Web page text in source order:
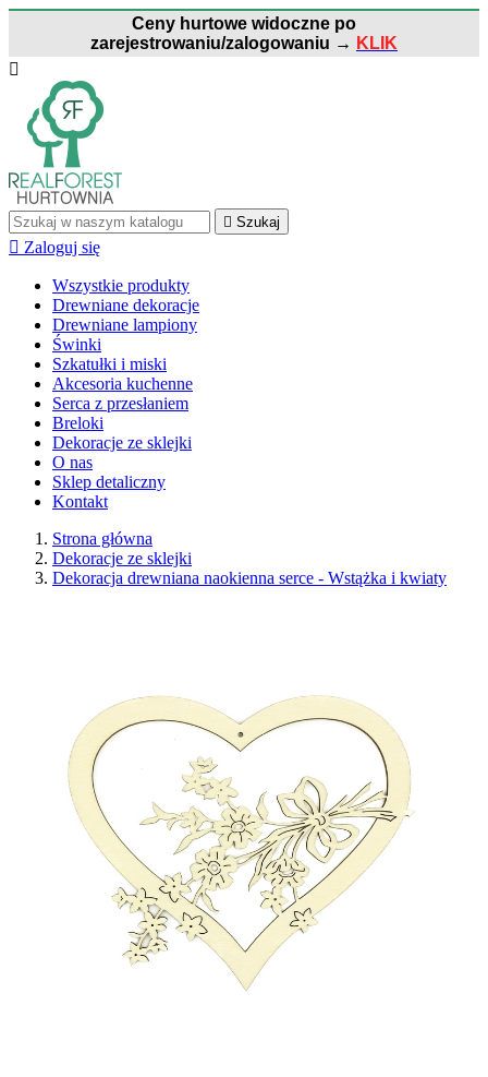
Ceny hurtowe widoczne po
zarejestrowaniu/zalogowaniu → KLIK

 Szukaj
 Zaloguj się
Wszystkie produkty
Drewniane dekoracje
Drewniane lampiony
Świnki
Szkatułki i miski
Akcesoria kuchenne
Serca z przesłaniem
Breloki
Dekoracje ze sklejki
O nas
Sklep detaliczny
Kontakt
Strona główna
Dekoracje ze sklejki
Dekoracja drewniana naokienna serce - Wstążka i kwiaty